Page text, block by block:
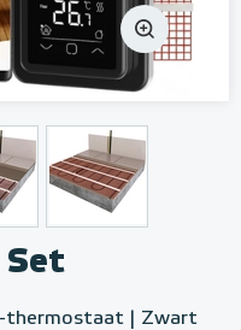
Set
thermostaat | Zwart